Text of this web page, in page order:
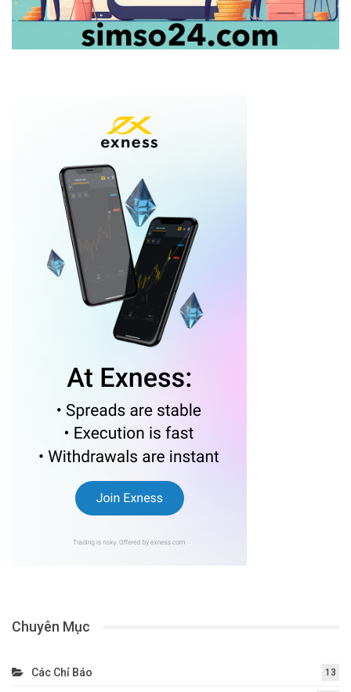
Chuyên Mục
Các Chỉ Báo 13